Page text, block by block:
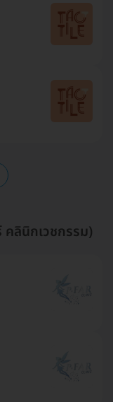
คลินิกเวชกรรม)